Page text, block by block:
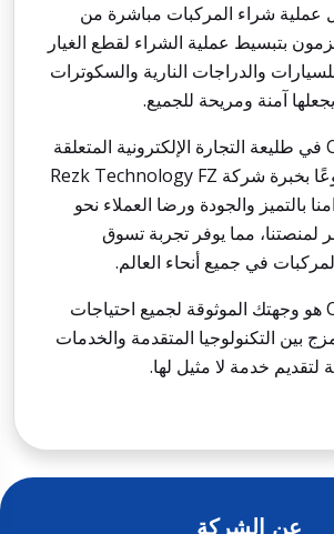
عملية شراء المركبات مباشرة من
بتبسيط عملية الشراء لقطع الغيار
والدراجات النارية والسكوترات
آمنة ومريحة للجميع.
في طليعة التجارة الإلكترونية المتعلقة
بخبرة شركة Rezk Technology FZ
بالتميز والجودة ورضا العملاء نحو
لمنصتنا، مما يوفر تجربة تسوق
في جميع أنحاء العالم.
هو وجهتك الموثوقة لجميع احتياجات
بين التكنولوجيا المتقدمة والخدمات
لتقديم خدمة لا مثيل لها.
عن الشركة